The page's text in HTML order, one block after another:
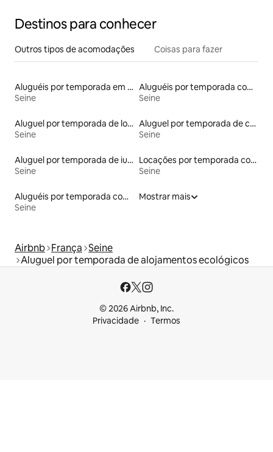
Destinos para conhecer
Outros tipos de acomodações Coisas para fazer
Aluguéis por temporada em hotéis-fazenda
Seine
Aluguéis por temporada com cama de altura acessível
Seine
Aluguel por temporada de lofts
Seine
Aluguel por temporada de casas na terra
Seine
Aluguel por temporada de iurtas
Seine
Locações por temporada com piscina
Seine
Aluguéis por temporada com sauna
Seine
Mostrar mais
Airbnb França Seine
Aluguel por temporada de alojamentos ecológicos
© 2026 Airbnb, Inc.
Privacidade
Termos